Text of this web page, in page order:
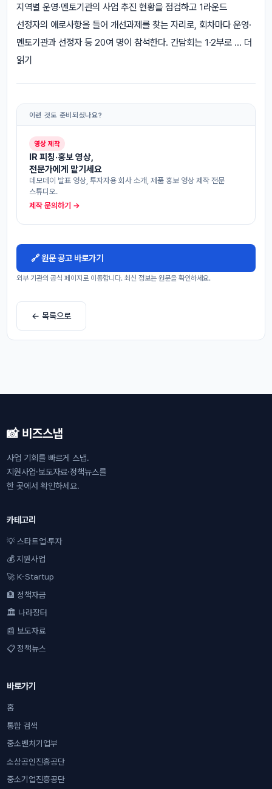
지역별 운영·멘토기관의 사업 추진 현황을 점검하고 1라운드
선정자의 애로사항을 들어 개선과제를 찾는 자리로, 회차마다 운영·
멘토기관과 선정자 등 20여 명이 참석한다. 간담회는 1·2부로 ... 더
읽기
이런 것도 준비되셨나요?
영상 제작
IR 피칭·홍보 영상,
전문가에게 맡기세요
데모데이 발표 영상, 투자자용 회사 소개, 제품 홍보 영상 제작 전문
스튜디오.
제작 문의하기 →
🔗 원문 공고 바로가기
외부 기관의 공식 페이지로 이동합니다. 최신 정보는 원문을 확인하세요.
← 목록으로
📸 비즈스냅
사업 기회를 빠르게 스냅.
지원사업·보도자료·정책뉴스를
한 곳에서 확인하세요.
카테고리
💡 스타트업·투자
💰 지원사업
🚀 K-Startup
🏦 정책자금
🏛 나라장터
📰 보도자료
📋 정책뉴스
바로가기
홈
통합 검색
중소벤처기업부
소상공인진흥공단
중소기업진흥공단